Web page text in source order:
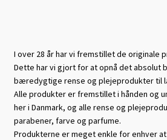
I over 28 år har vi fremstillet de originale
Dette har vi gjort for at opnå det absolut
bæredygtige rense og plejeprodukter til
Alle produkter er fremstillet i hånden og
her i Danmark, og alle rense og
parabener, farve og parfume.
Produkterne er meget enkle for enhver